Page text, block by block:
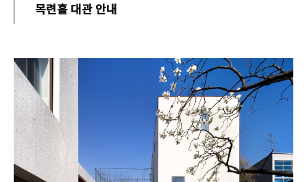
목련홀 대관 안내